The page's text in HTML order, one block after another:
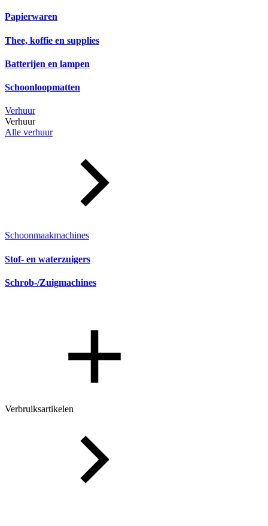
Papierwaren
Thee, koffie en supplies
Batterijen en lampen
Schoonloopmatten
Verhuur
Verhuur
Alle verhuur
Schoonmaakmachines
Stof- en waterzuigers
Schrob-/Zuigmachines
Verbruiksartikelen